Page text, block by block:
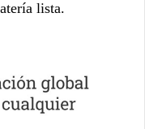
lista.